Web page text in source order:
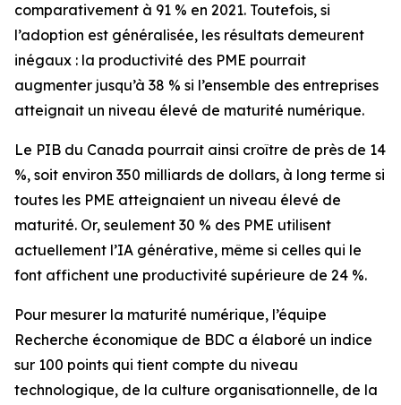
comparativement à 91 % en 2021. Toutefois, si
l’adoption est généralisée, les résultats demeurent
inégaux : la productivité des PME pourrait
augmenter jusqu’à 38 % si l’ensemble des entreprises
atteignait un niveau élevé de maturité numérique.
Le PIB du Canada pourrait ainsi croître de près de 14
%, soit environ 350 milliards de dollars, à long terme si
toutes les PME atteignaient un niveau élevé de
maturité. Or, seulement 30 % des PME utilisent
actuellement l’IA générative, même si celles qui le
font affichent une productivité supérieure de 24 %.
Pour mesurer la maturité numérique, l’équipe
Recherche économique de BDC a élaboré un indice
sur 100 points qui tient compte du niveau
technologique, de la culture organisationnelle, de la